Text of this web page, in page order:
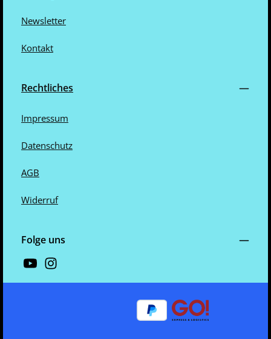
Newsletter
Kontakt
Rechtliches
Impressum
Datenschutz
AGB
Widerruf
Folge uns